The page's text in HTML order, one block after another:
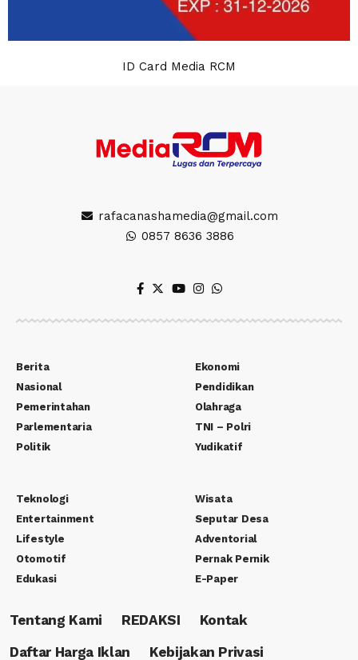
ID Card Media RCM
rafacanashamedia@gmail.com
0857 8636 3886
Berita
Nasional
Pemerintahan
Parlementaria
Politik
Ekonomi
Pendidikan
Olahraga
TNI – Polri
Yudikatif
Teknologi
Entertainment
Lifestyle
Otomotif
Edukasi
Wisata
Seputar Desa
Adventorial
Pernak Pernik
E-Paper
Tentang Kami REDAKSI
Kontak
Daftar Harga Iklan
Kebijakan Privasi